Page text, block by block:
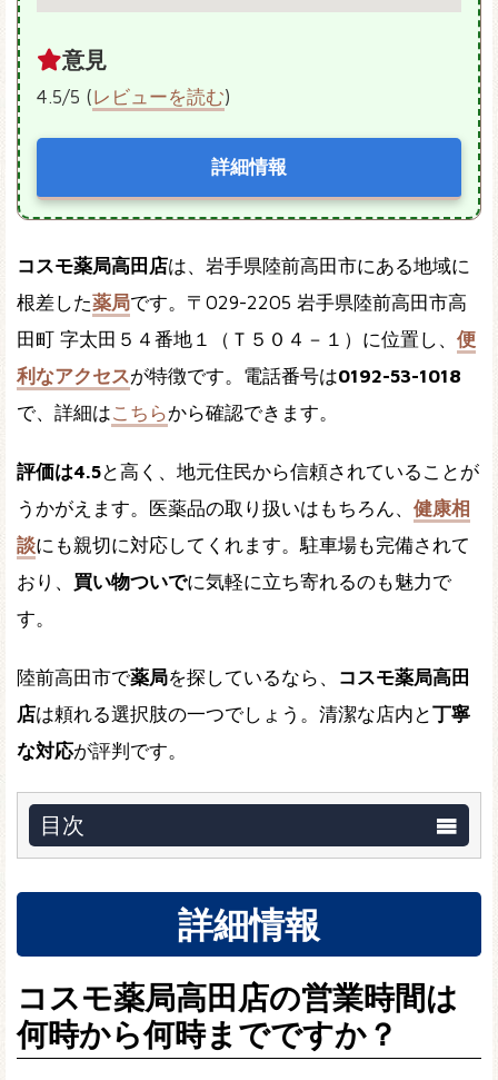
意見
4.5/5 (レビューを読む)
詳細情報
コスモ薬局高田店は、岩手県陸前高田市にある地域に
根差した薬局です。〒029-2205 岩手県陸前高田市高
田町 字太田５４番地１（Ｔ５０４－１）に位置し、 便
利なアクセスが特徴です。電話番号は0192-53-1018
で、詳細はこちらから確認できます。
評価は4.5と高く、地元住民から信頼されていることが
うかがえます。医薬品の取り扱いはもちろん、 健康相
談にも親切に対応してくれます。駐車場も完備されて
おり、 買い物ついでに気軽に立ち寄れるのも魅力で
す。
陸前高田市で薬局を探しているなら、 コスモ薬局高田
店は頼れる選択肢の一つでしょう。清潔な店内と丁寧
な対応が評判です。
目次
詳細情報
コスモ薬局高田店の営業時間は
何時から何時までですか？